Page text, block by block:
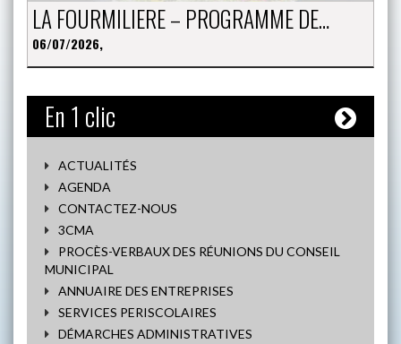
LA FOURMILIERE – PROGRAMME DE…
06/07/2026,
En 1 clic
ACTUALITÉS
AGENDA
CONTACTEZ-NOUS
3CMA
PROCÈS-VERBAUX DES RÉUNIONS DU CONSEIL
MUNICIPAL
ANNUAIRE DES ENTREPRISES
SERVICES PERISCOLAIRES
DÉMARCHES ADMINISTRATIVES